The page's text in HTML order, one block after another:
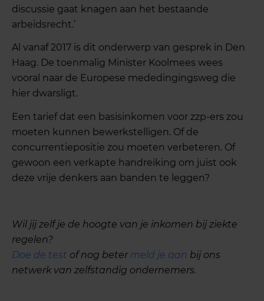
discussie gaat knagen aan het bestaande
arbeidsrecht.’
Al vanaf 2017 is dit onderwerp van gesprek in Den
Haag. De toenmalig Minister Koolmees wees
vooral naar de Europese mededingingsweg die
hier dwarsligt.
Een tarief dat een basisinkomen voor zzp-ers zou
moeten kunnen bewerkstelligen. Of de
concurrentiepositie zou moeten verbeteren. Of
gewoon een verkapte handreiking om juist ook
deze vrije denkers aan banden te leggen?
Wil jij zelf je de hoogte van je inkomen bij ziekte
regelen?
Doe de test of nog beter meld je aan bij ons
netwerk van zelfstandig ondernemers.